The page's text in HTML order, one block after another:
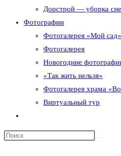
Дорстрой — уборка
Фотографии
Фотогалерея «Мой сад»
Фотогалерея
Новогодние
«Так жить нельзя»
Фотогалерея храма
Виртуальный тур
по